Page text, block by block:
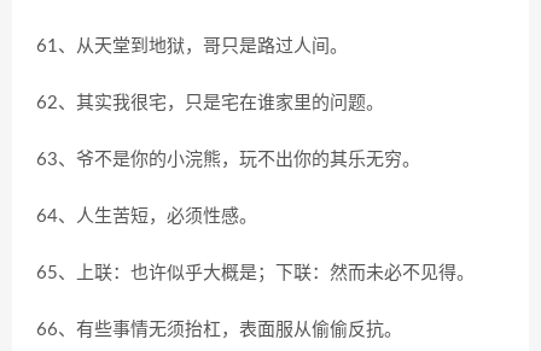
61、从天堂到地狱，哥只是路过人间。
62、其实我很宅，只是宅在谁家里的问题。
63、爷不是你的小浣熊，玩不出你的其乐无穷。
64、人生苦短，必须性感。
65、上联：也许似乎大概是；下联：然而未必不见得。
66、有些事情无须抬杠，表面服从偷偷反抗。